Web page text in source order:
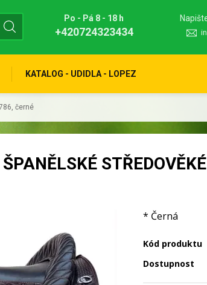
Po - Pá 8 - 18 h
+420724323434
KATALOG - UDIDLA - LOPEZ
černé
* Černá
Kód produktu
Dostupnost